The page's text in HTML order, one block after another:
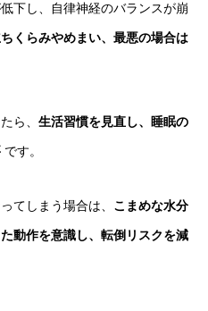
下し、自律神経のバランスが崩
くらみやめまい、最悪の場合は
ら、 生活習慣を見直し、睡眠の
です。
てしまう場合は、 こまめな水分
動作を意識し、転倒リスクを減